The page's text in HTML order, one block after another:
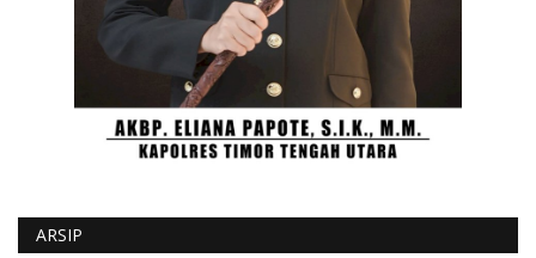
ARSIP